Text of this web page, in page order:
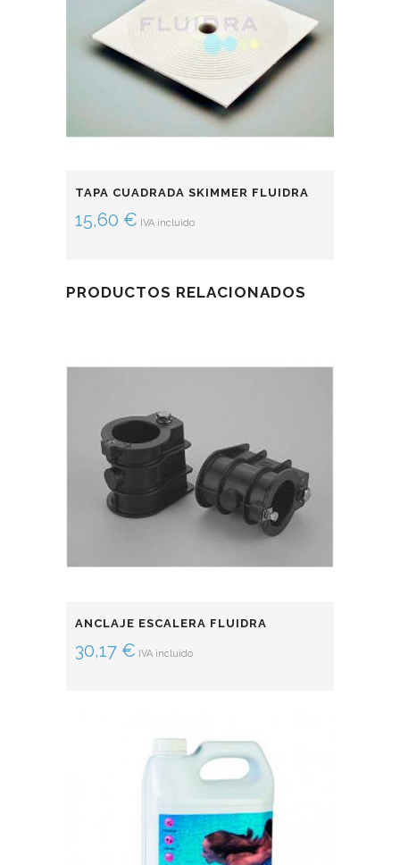
TAPA CUADRADA SKIMMER FLUIDRA
15,60 € IVA incluido
PRODUCTOS RELACIONADOS
ANCLAJE ESCALERA FLUIDRA
30,17 € IVA incluido